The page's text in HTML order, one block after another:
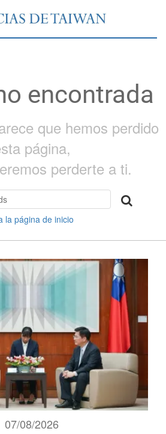
encontrada
que hemos perdido
página,
perderte a ti.
la página de inicio
07/08/2026